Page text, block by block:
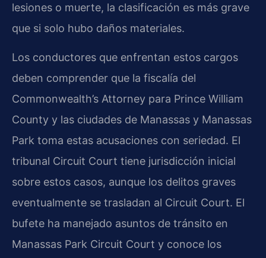
lesiones o muerte, la clasificación es más grave
que si solo hubo daños materiales.
Los conductores que enfrentan estos cargos
deben comprender que la fiscalía del
Commonwealth’s Attorney para Prince William
County y las ciudades de Manassas y Manassas
Park toma estas acusaciones con seriedad. El
tribunal Circuit Court tiene jurisdicción inicial
sobre estos casos, aunque los delitos graves
eventualmente se trasladan al Circuit Court. El
bufete ha manejado asuntos de tránsito en
Manassas Park Circuit Court y conoce los